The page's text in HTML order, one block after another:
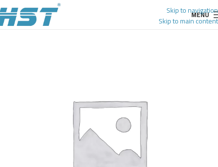
Skip to navigation
Skip to main content
MENU